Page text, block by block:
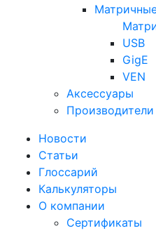
USB
GigE
VEN
Аксессуары
Производители
Новости
Статьи
Глоссарий
Калькуляторы
О компании
Сертификаты